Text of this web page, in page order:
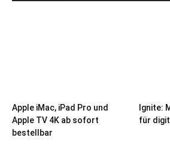
Apple iMac, iPad Pro und
Apple TV 4K ab sofort
bestellbar
Ignite:
für